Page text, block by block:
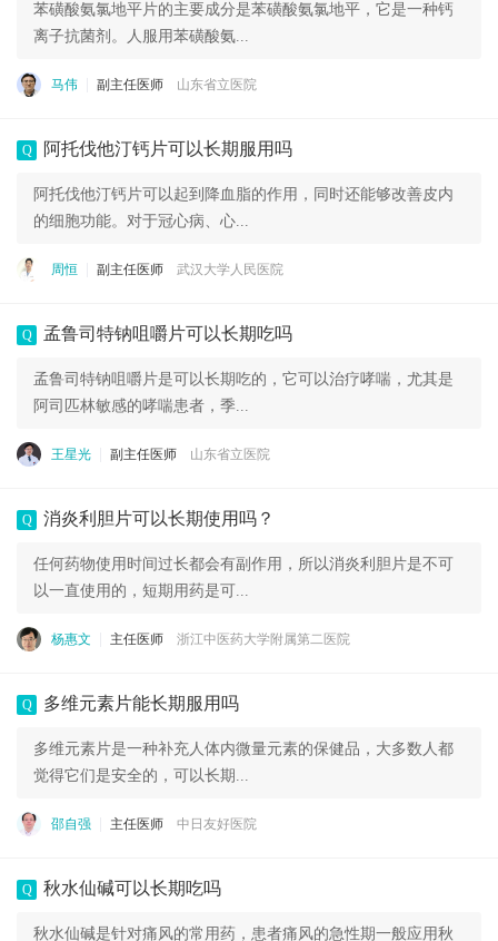
苯磺酸氨氯地平片的主要成分是苯磺酸氨氯地平，它是一种钙
离子抗菌剂。人服用苯磺酸氨...
马伟 副主任医师 山东省立医院
Q 阿托伐他汀钙片可以长期服用吗
阿托伐他汀钙片可以起到降血脂的作用，同时还能够改善皮内
的细胞功能。对于冠心病、心...
周恒 副主任医师 武汉大学人民医院
Q 孟鲁司特钠咀嚼片可以长期吃吗
孟鲁司特钠咀嚼片是可以长期吃的，它可以治疗哮喘，尤其是
阿司匹林敏感的哮喘患者，季...
王星光 副主任医师 山东省立医院
Q 消炎利胆片可以长期使用吗？
任何药物使用时间过长都会有副作用，所以消炎利胆片是不可
以一直使用的，短期用药是可...
杨惠文 主任医师 浙江中医药大学附属第二医院
Q 多维元素片能长期服用吗
多维元素片是一种补充人体内微量元素的保健品，大多数人都
觉得它们是安全的，可以长期...
邵自强 主任医师 中日友好医院
Q 秋水仙碱可以长期吃吗
秋水仙碱是针对痛风的常用药，患者痛风的急性期一般应用秋